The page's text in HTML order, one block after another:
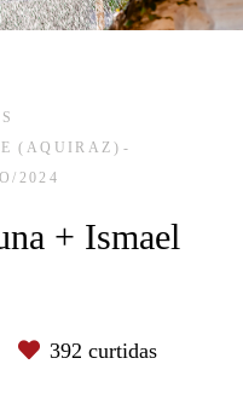
(AQUIRAZ)
2024
+ Ismael
392 curtidas